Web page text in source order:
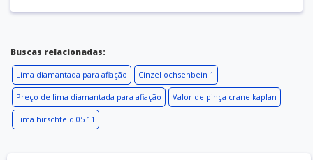
Buscas relacionadas:
Lima diamantada para afiação Cinzel ochsenbein 1
Preço de lima diamantada para afiação Valor de pinça crane kaplan
Lima hirschfeld 05 11